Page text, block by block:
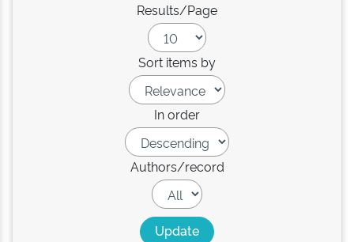
Results/Page
Sort items by
In order
Authors/record